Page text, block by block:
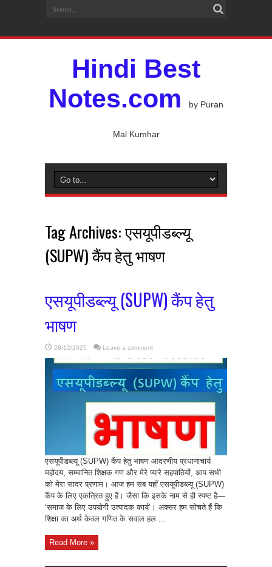
Hindi Best
Notes.com
by Puran
Mal Kumhar
Tag Archives:एसयूपीडब्ल्यू
(SUPW) कैंप हेतु भाषण
एसयूपीडब्ल्यू (SUPW) कैंप हेतु
भाषण
28/12/2025 Leave a comment
एसयूपीडब्ल्यू (SUPW) कैंप हेतु भाषण ​आदरणीय प्रधानाचार्य
महोदय, सम्मानित शिक्षक गण और मेरे प्यारे सहपाठियों, ​आप सभी
को मेरा सादर प्रणाम। ​आज हम सब यहाँ एसयूपीडब्ल्यू (SUPW)
कैंप के लिए एकत्रित हुए हैं। जैसा कि इसके नाम से ही स्पष्ट है—
‘समाज के लिए उपयोगी उत्पादक कार्य’। अक्सर हम सोचते हैं कि
शिक्षा का अर्थ केवल गणित के सवाल हल ...
Read More »